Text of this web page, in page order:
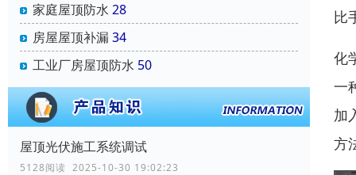
家庭屋顶防水 28
房屋屋顶补漏34
工业厂房屋顶防水 50
屋顶光伏施工系统调试
5128阅读 2025-10-30 19:02:23
比
化
一
加
方